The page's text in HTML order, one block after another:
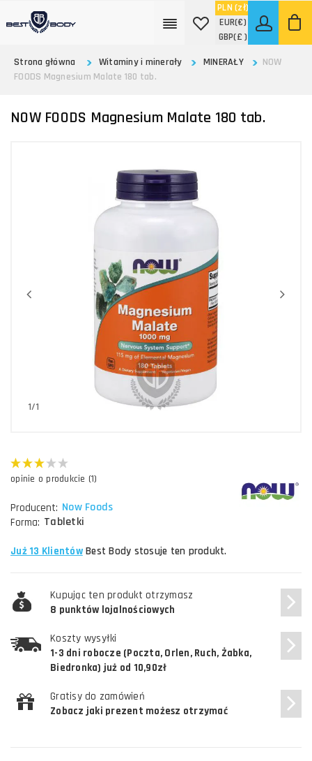
PLN (zł)
EUR(€)
GBP(£ )
Strona główna
Witaminy i minerały MINERAŁY
NOW
FOODS Magnesium Malate 180 tab.
NOW FOODS Magnesium Malate 180 tab.
1/1
opinie o produkcie (1)
Producent: Now Foods
Forma: Tabletki
Już 13 KlientówBest Body stosuje ten produkt.
Kupując ten produkt otrzymasz
8 punktów lojalnościowych
Koszty wysyłki
1-3 dni robocze (Poczta, Orlen, Ruch, Żabka,
Biedronka) już od 10,90zł
Gratisy do zamówień
Zobacz jaki prezent możesz otrzymać